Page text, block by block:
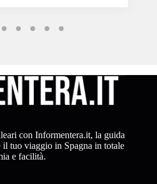
con Informentera.it, la guida
tuo viaggio in Spagna in totale
e facilità.